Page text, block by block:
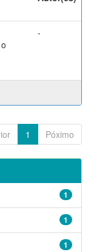
-
1 Póximo
1
1
1